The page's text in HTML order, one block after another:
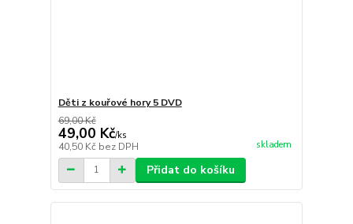
Děti z kouřové hory 5 DVD
69,00 Kč
49,00 Kč/ks
40,50 Kč bez DPH skladem
Přidat do košíku